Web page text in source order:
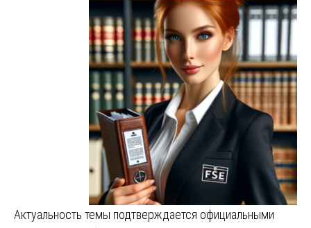
Актуальность темы подтверждается официальными